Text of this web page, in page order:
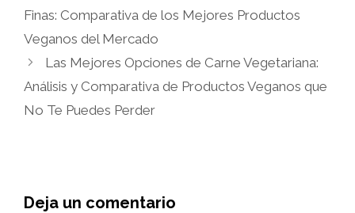
Finas: Comparativa de los Mejores Productos
Veganos del Mercado
Las Mejores Opciones de Carne Vegetariana:
Análisis y Comparativa de Productos Veganos que
No Te Puedes Perder
Deja un comentario